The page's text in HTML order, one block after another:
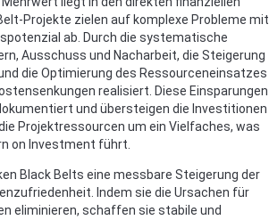
Projekte zielen auf komplexe Probleme mit
ab. Durch die systematische
Ausschuss und Nacharbeit, die Steigerung
die Optimierung des Ressourceneinsatzes
realisiert. Diese Einsparungen
und übersteigen die Investitionen
Projektressourcen um ein Vielfaches, was
on Investment führt.
Black Belts eine messbare Steigerung der
Indem sie die Ursachen für
eliminieren, schaffen sie stabile und